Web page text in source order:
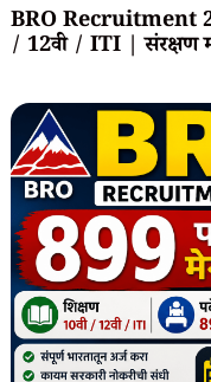
BRO Recruitment
/ 12वी / ITI | संरक्षण